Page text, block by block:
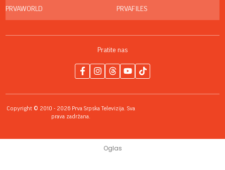
PRVAWORLD PRVAFILES
Pratite nas
Copyright © 2010 - 2026 Prva Srpska Televizija. Sva
prava zadržana.